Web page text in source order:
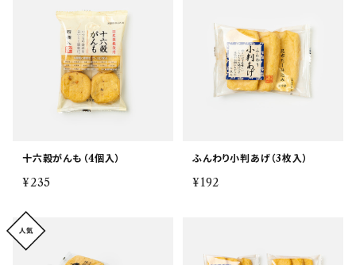
十六穀がんも（4個入）
¥235
ふんわり小判あげ（3枚入）
¥192